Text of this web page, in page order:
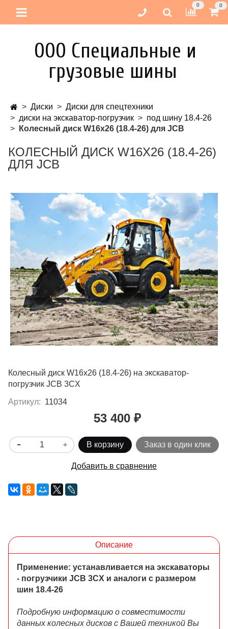
0 0
ООО Специальные и
грузовые шины
Диски
Диски для спецтехники
диски на экскаватор-погрузчик
под шину 18.4-26
Колесный диск W16x26 (18.4-26) для JCB
КОЛЕСНЫЙ ДИСК W16X26 (18.4-26)
ДЛЯ JCB
Колесный диск W16x26 (18.4-26) на экскаватор-
погрузчик JCB 3CX
Артикул: 11034
53 400 ₽
В корзину Заказ в один клик
Добавить в сравнение
Описание
Применение: устанавливается на экскаваторы
- погрузчики JCB 3CX и аналоги с размером
шин 18.4-26
Подробную информацию о совместимости
данных колесных дисков с Вашей техникой Вы